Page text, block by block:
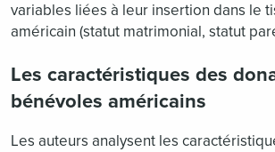
variables liées à leur insertion dans le
américain (statut matrimonial, statut
Les caractéristiques des
bénévoles américains
Les auteurs analysent les